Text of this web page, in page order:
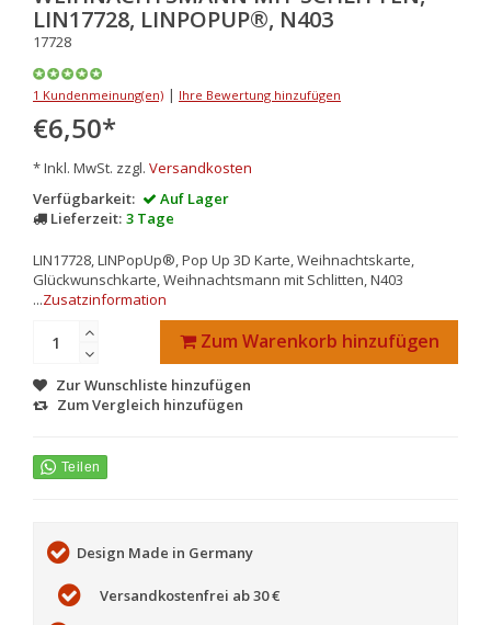
LIN17728, LINPOPUP®, N403
17728
1 Kundenmeinung(en) | Ihre Bewertung hinzufügen
€6,50*
* Inkl. MwSt. zzgl. Versandkosten
Verfügbarkeit:
Auf Lager
Lieferzeit: 3 Tage
LIN17728, LINPopUp®, Pop Up 3D Karte, Weihnachtskarte,
Glückwunschkarte, Weihnachtsmann mit Schlitten, N403
...Zusatzinformation
Zum Warenkorb hinzufügen
Zur Wunschliste hinzufügen
Zum Vergleich hinzufügen
Design Made in Germany
Versandkostenfrei ab 30 €